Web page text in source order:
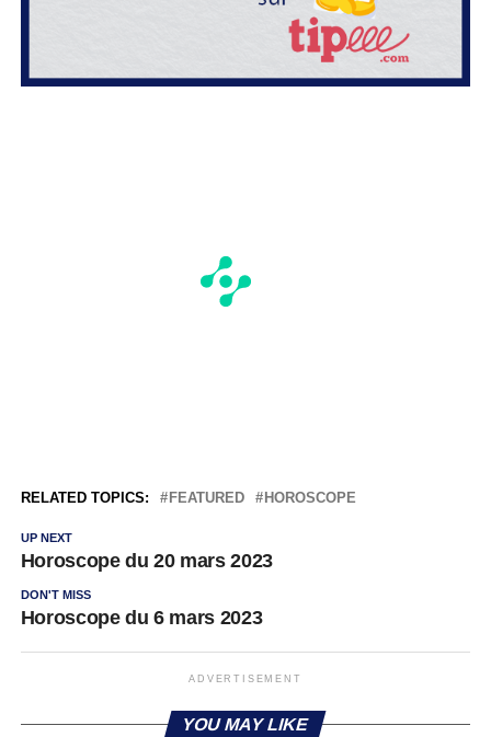
RELATED TOPICS: FEATURED HOROSCOPE
UP NEXT
Horoscope du 20 mars 2023
DON'T MISS
Horoscope du 6 mars 2023
ADVERTISEMENT
YOU MAY LIKE